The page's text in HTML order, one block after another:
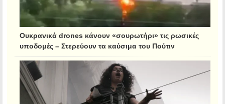
Ουκρανικά drones κάνουν «σουρωτήρι» τις ρωσικές
υποδομές – Στερεύουν τα καύσιμα του Πούτιν